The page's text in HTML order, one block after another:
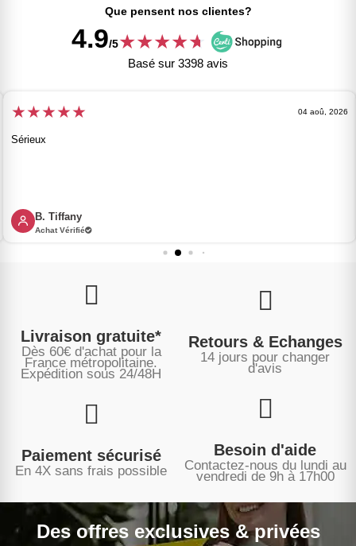
Que pensent nos clientes?
4.9/5★★★★★
★
Basé sur 3398 avis
★★★★★ 04 aoû, 2026
Sérieux
B. Tiffany
Achat Vérifié
Livraison gratuite*
Dès 60€ d'achat pour la
France métropolitaine.
Expédition sous 24/48H
Retours & Echanges
14 jours pour changer
d'avis
Paiement sécurisé
En 4X sans frais possible
Besoin d'aide
Contactez-nous du lundi au
vendredi de 9h à 17h00
Des offres exclusives & privées